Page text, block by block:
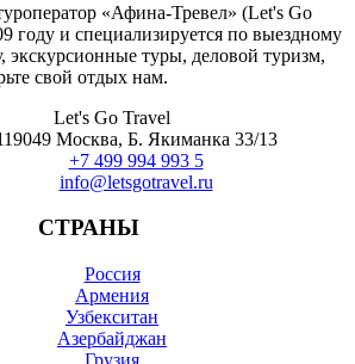
«Афина-Тревел» (Let's Go
году и специализируется по выездному
экскурсионные туры, деловой туризм,
свой отдых нам.
Let's Go Travel
Москва, Б. Якиманка 33/13
+7 499 994 993 5
info@letsgotravel.ru
СТРАНЫ
Россия
Армения
Узбекситан
Азербайджан